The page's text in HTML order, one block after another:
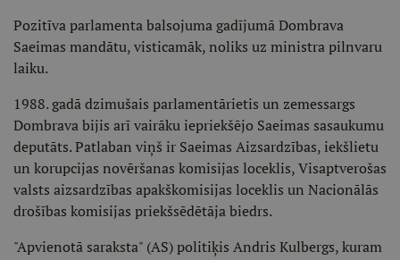
Pozitīva parlamenta balsojuma gadījumā Dombrava
Saeimas mandātu, visticamāk, noliks uz ministra pilnvaru
laiku.
1988. gadā dzimušais parlamentārietis un zemessargs
Dombrava bijis arī vairāku iepriekšējo Saeimas sasaukumu
deputāts. Patlaban viņš ir Saeimas Aizsardzības, iekšlietu
un korupcijas novēršanas komisijas loceklis, Visaptverošas
valsts aizsardzības apakškomisijas loceklis un Nacionālās
drošības komisijas priekšsēdētāja biedrs.
"Apvienotā saraksta" (AS) politiķis Andris Kulbergs, kuram